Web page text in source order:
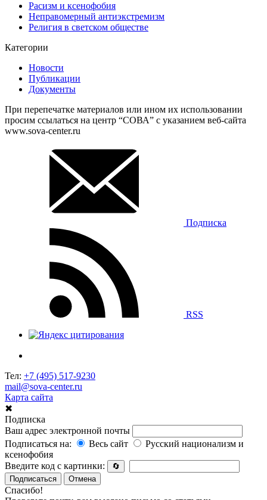
Расизм и ксенофобия
Неправомерный антиэкстремизм
Религия в светском обществе
Категории
Новости
Публикации
Документы
При перепечатке материалов или ином их использовании
просим ссылаться на центр “СОВА” с указанием веб-сайта
www.sova-center.ru
Подписка
RSS
Тел: +7 (495) 517-9230
mail@sova-center.ru
Карта сайта
✖
Подписка
Ваш адрес электронной почты
Подписаться на:
Весь сайт
Русский национализм и
ксенофобия
Введите код с картинки:
🔄
Подписаться
Отмена
Спасибо!